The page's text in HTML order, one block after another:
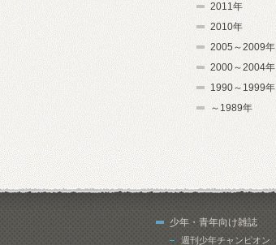
2011年
2010年
2005～2009年
2000～2004年
1990～1999年
～1989年
少年・青年向け雑誌
週刊少年チャンピオン